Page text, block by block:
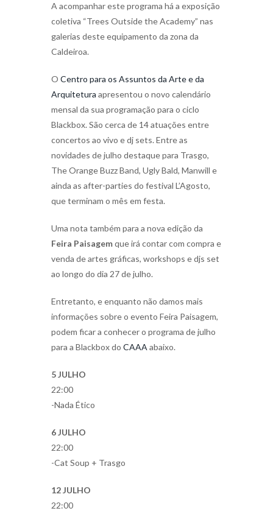
A acompanhar este programa há a exposição
coletiva “Trees Outside the Academy” nas
galerias deste equipamento da zona da
Caldeiroa.
O Centro para os Assuntos da Arte e da
Arquitetura apresentou o novo calendário
mensal da sua programação para o ciclo
Blackbox. São cerca de 14 atuações entre
concertos ao vivo e dj sets. Entre as
novidades de julho destaque para Trasgo,
The Orange Buzz Band, Ugly Bald, Manwill e
ainda as after-parties do festival L’Agosto,
que terminam o mês em festa.
Uma nota também para a nova edição da
Feira Paisagemque irá contar com compra e
venda de artes gráficas, workshops e djs set
ao longo do dia 27 de julho.
Entretanto, e enquanto não damos mais
informações sobre o evento Feira Paisagem,
podem ficar a conhecer o programa de julho
para a Blackbox do CAAA abaixo.
5 JULHO
22:00
-Nada Ético
6 JULHO
22:00
-Cat Soup + Trasgo
12 JULHO
22:00